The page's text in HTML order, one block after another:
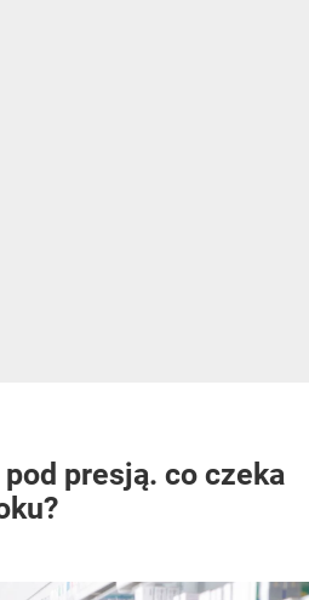
presją. co czeka